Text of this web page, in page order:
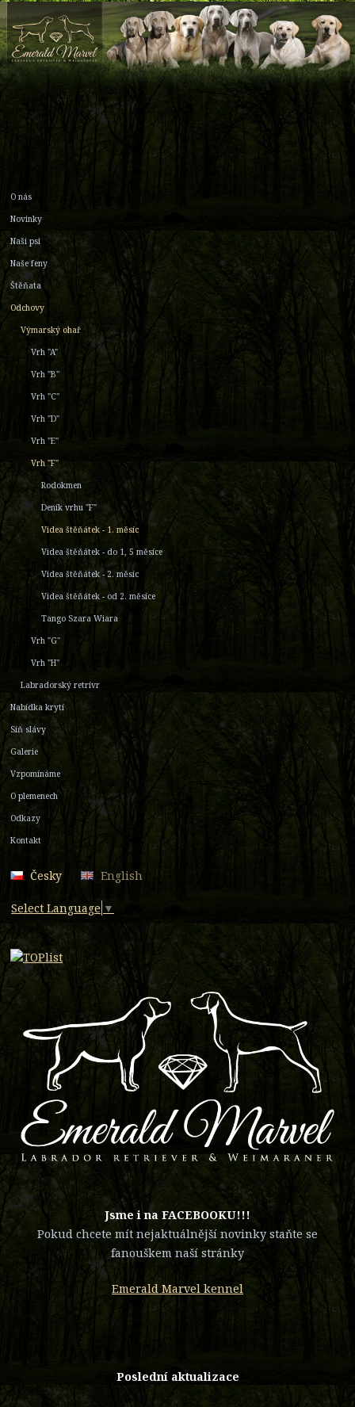
O nás
Novinky
Naši psi
Naše feny
Štěňata
Odchovy
Výmarský ohař
Vrh "A"
Vrh "B"
Vrh "C"
Vrh "D"
Vrh "E"
Vrh "F"
Rodokmen
Deník vrhu "F"
Videa štěňátek - 1. měsíc
Videa štěňátek - do 1, 5 měsíce
Videa štěňátek - 2. měsíc
Videa štěňátek - od 2. měsíce
Tango Szara Wiara
Vrh "G"
Vrh "H"
Labradorský retrívr
Nabídka krytí
Síň slávy
Galerie
Vzpomínáme
O plemenech
Odkazy
Kontakt
Česky English
Select Language ▼
​Jsme i na FACEBOOKU!!!
Pokud chcete mít nejaktuálnější novinky staňte se
fanouškem naší stránky
Emerald Marvel kennel
Poslední aktualizace